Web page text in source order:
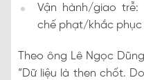
Vận hành/giao trễ:
chế phạt/khắc phục
Theo ông Lê Ngọc
“Dữ liệu là then chốt.